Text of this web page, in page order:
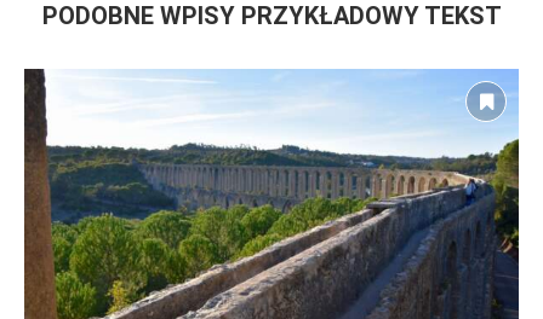
PODOBNE WPISY PRZYKŁADOWY TEKST